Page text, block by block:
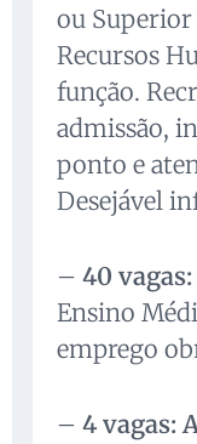
ou Superior
Recursos
função.
admissão,
ponto e
Desejável
– 40
Ensino
emprego
– 4 vagas: